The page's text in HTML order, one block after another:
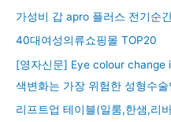
가성비 갑 apro 플러스 전기순
40대여성의류쇼핑몰 TOP20
[영자신문] Eye colour
색변화는 가장 위험한 성형수술
리프트업 테이블(일룸,한샘,리